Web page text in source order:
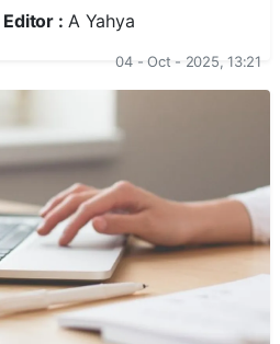
Editor : A Yahya
04 - Oct - 2025, 13:21